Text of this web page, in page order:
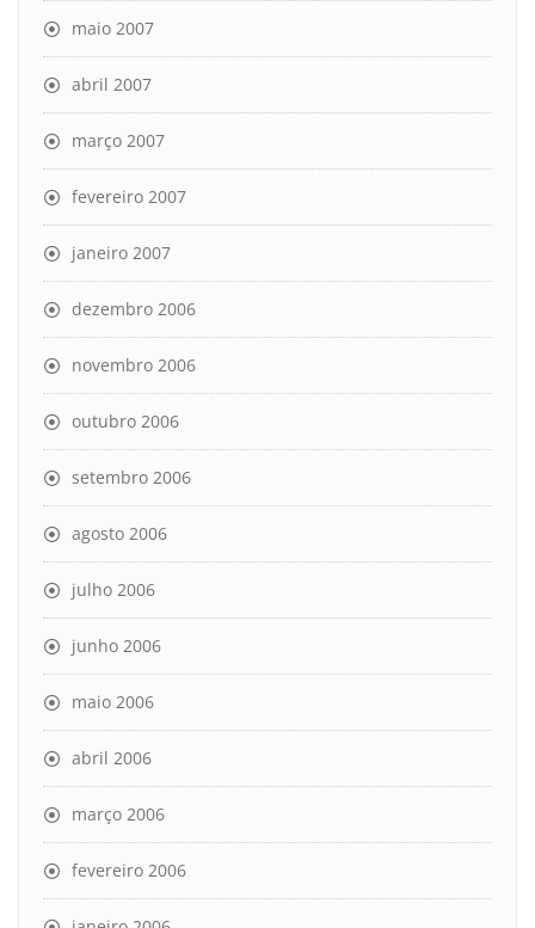
maio 2007
abril 2007
março 2007
fevereiro 2007
janeiro 2007
dezembro 2006
novembro 2006
outubro 2006
setembro 2006
agosto 2006
julho 2006
junho 2006
maio 2006
abril 2006
março 2006
fevereiro 2006